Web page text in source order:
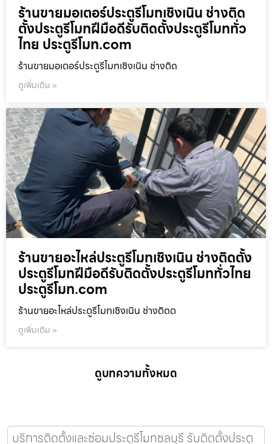
ร้านขายมอเตอร์ประตูรีโมทเชิงเนิน ช่างติด
ตั้งประตูรีโมทฝีมือดีรับติดตั้งประตูรีโมททั่ว
ไทย ประตูรีโมท.com
ร้านขายมอเตอร์ประตูรีโมทเชิงเนิน ช่างติด
ดูเพิ่มเติม »
ร้านขายอะไหล่ประตูรีโมทเชิงเนิน ช่างติดตั้ง
ประตูรีโมทฝีมือดีรับติดตั้งประตูรีโมททั่วไทย
ประตูรีโมท.com
ร้านขายอะไหล่ประตูรีโมทเชิงเนิน ช่างติดต
ดูเพิ่มเติม »
ดูบทความทั้งหมด
บริการติดตั้งและซ่อมประตูรีโมทชลบุรี รับติดตั้งประตู